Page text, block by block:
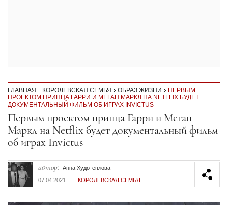
ГЛАВНАЯ КОРОЛЕВСКАЯ СЕМЬЯ ОБРАЗ ЖИЗНИ
ПЕРВЫМ
ПРОЕКТОМ ПРИНЦА ГАРРИ И МЕГАН МАРКЛ НА NETFLIX БУДЕТ
ДОКУМЕНТАЛЬНЫЙ ФИЛЬМ ОБ ИГРАХ INVICTUS
Секция статей
Первым проектом принца Гарри и Меган
Маркл на Netflix будет документальный фильм
об играх Invictus
автор: Анна Худотеплова
07.04.2021
КОРОЛЕВСКАЯ СЕМЬЯ